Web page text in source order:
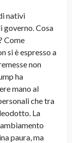
nativi
governo. Cosa
Come
si è espresso a
non
ha
mano al
che tra
La
paura, ma